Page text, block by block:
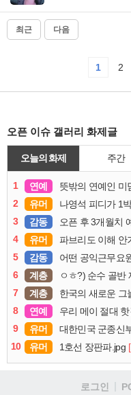
최근 다음
1 2
오픈 이슈 갤러리 화제글
오늘의 화제 주간
1 연예 뜻밖의 연예인 미
2
유머 나영석 피디가 1
3
감동 오픈 후 3개월치
4
유머 파브리도 이해 안
5
감동 어떤 공익근무요
6
계층 ㅇㅎ?) 순수 골반
7
계층 한국의 새로운 그
8
연예 우리 메이 절대
9
유머 대한민국 군종신
10
유머 1호선 장판파.jpg
로그인